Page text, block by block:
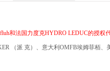
和法国力度克HYDRO LEDUC的授权
（派 克）、意大利OMFB埃姆菲栢、